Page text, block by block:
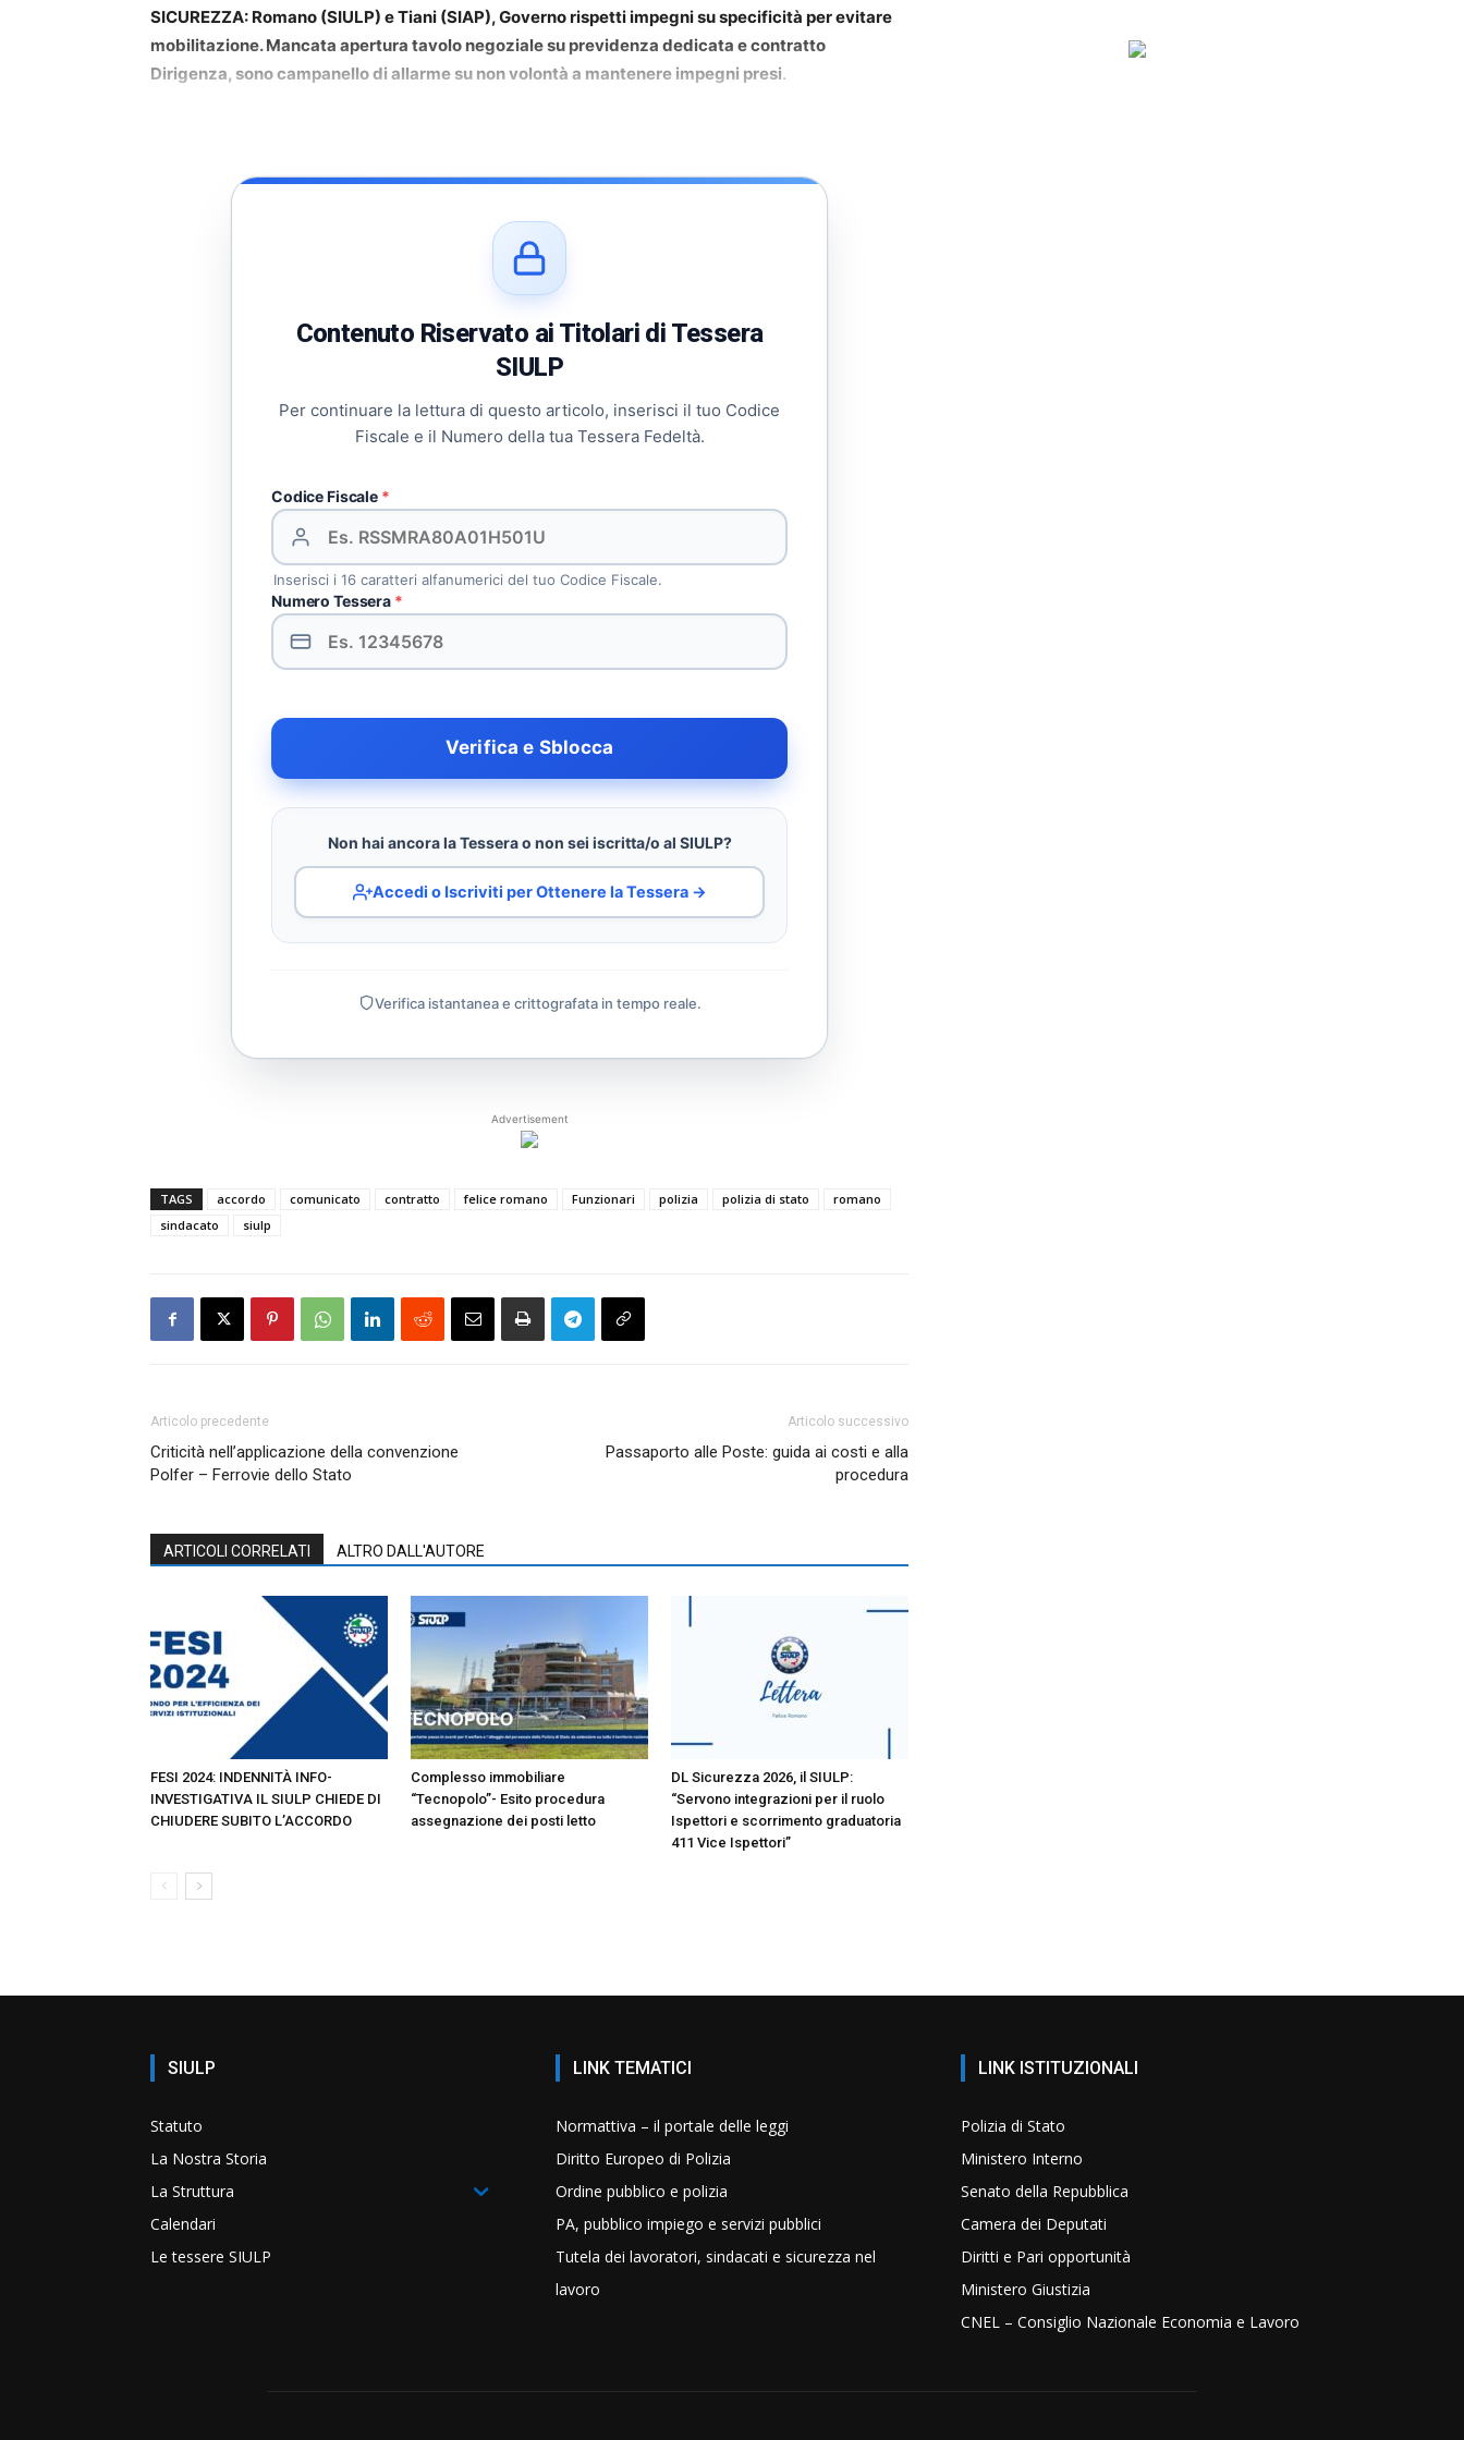
SICUREZZA: Romano (SIULP) e Tiani (SIAP), Governo rispetti impegni su specificità per evitare
mobilitazione. Mancata apertura tavolo negoziale su previdenza dedicata e contratto
Dirigenza, sono campanello di allarme su non volontà a mantenere impegni presi.
Contenuto Riservato ai Titolari di Tessera
SIULP
Per continuare la lettura di questo articolo, inserisci il tuo Codice
Fiscale e il Numero della tua Tessera Fedeltà.
Codice Fiscale *
Inserisci i 16 caratteri alfanumerici del tuo Codice Fiscale.
Numero Tessera *
Verifica e Sblocca
Non hai ancora la Tessera o non sei iscritta/o al SIULP?
Accedi o Iscriviti per Ottenere la Tessera →
Verifica istantanea e crittografata in tempo reale.
Advertisement
TAGS accordo comunicato contratto felice romano Funzionari polizia polizia di stato
romano
sindacato
siulp
Articolo precedente
Criticità nell’applicazione della convenzione
Polfer – Ferrovie dello Stato
Articolo successivo
Passaporto alle Poste: guida ai costi e alla
procedura
ARTICOLI CORRELATI ALTRO DALL'AUTORE
FESI 2024: INDENNITÀ INFO-
INVESTIGATIVA IL SIULP CHIEDE DI
CHIUDERE SUBITO L’ACCORDO
Complesso immobiliare
“Tecnopolo”- Esito procedura
assegnazione dei posti letto
DL Sicurezza 2026, il SIULP:
“Servono integrazioni per il ruolo
Ispettori e scorrimento graduatoria
411 Vice Ispettori”
SIULP
Statuto
La Nostra Storia
La Struttura
Calendari
Le tessere SIULP
LINK TEMATICI
Normattiva – il portale delle leggi
Diritto Europeo di Polizia
Ordine pubblico e polizia
PA, pubblico impiego e servizi pubblici
Tutela dei lavoratori, sindacati e sicurezza nel
lavoro
LINK ISTITUZIONALI
Polizia di Stato
Ministero Interno
Senato della Repubblica
Camera dei Deputati
Diritti e Pari opportunità
Ministero Giustizia
CNEL – Consiglio Nazionale Economia e Lavoro